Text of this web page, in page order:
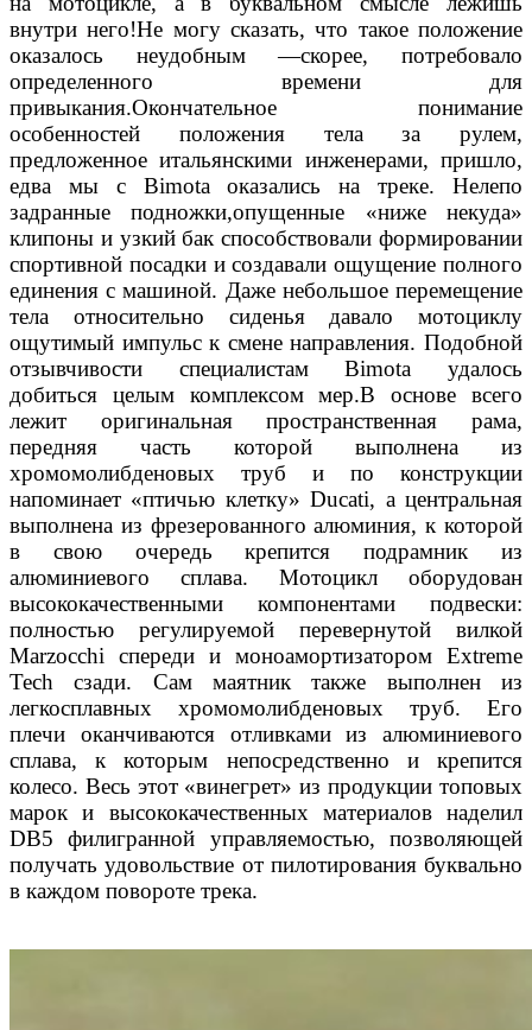
внутри него!Не могу сказать, что такое положение
оказалось неудобным —скорее, потребовало
определенного времени для
привыкания.Окончательное понимание
особенностей положения тела за рулем,
предложенное итальянскими инженерами, пришло,
едва мы с Bimota оказались на треке. Нелепо
задранные подножки,опущенные «ниже некуда»
клипоны и узкий бак способствовали формировании
спортивной посадки и создавали ощущение полного
единения с машиной. Даже небольшое перемещение
тела относительно сиденья давало мотоциклу
ощутимый импульс к смене направления. Подобной
отзывчивости специалистам Bimota удалось
добиться целым комплексом мер.В основе всего
лежит оригинальная пространственная рама,
передняя часть которой выполнена из
хромомолибденовых труб и по конструкции
напоминает «птичью клетку» Ducati, а центральная
выполнена из фрезерованного алюминия, к которой
в свою очередь крепится подрамник из
алюминиевого сплава. Мотоцикл оборудован
высококачественными компонентами подвески:
полностью регулируемой перевернутой вилкой
Marzocchi спереди и моноамортизатором Extreme
Tech сзади. Сам маятник также выполнен из
легкосплавных хромомолибденовых труб. Его
плечи оканчиваются отливками из алюминиевого
сплава, к которым непосредственно и крепится
колесо. Весь этот «винегрет» из продукции топовых
марок и высококачественных материалов наделил
DB5 филигранной управляемостью, позволяющей
получать удовольствие от пилотирования буквально
в каждом повороте трека.